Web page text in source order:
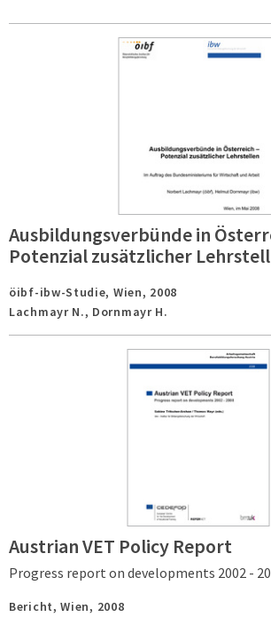
Ausbildungsverbünde in
Potenzial zusätzlicher
öibf-ibw-Studie, Wien, 2008
Lachmayr N., Dornmayr H.
Austrian VET Policy Report
Progress report on developments 2002 -
Bericht,Wien, 2008